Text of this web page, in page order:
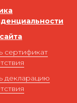
сертификат
декларацию